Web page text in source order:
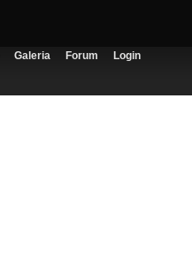
Galeria Forum Login